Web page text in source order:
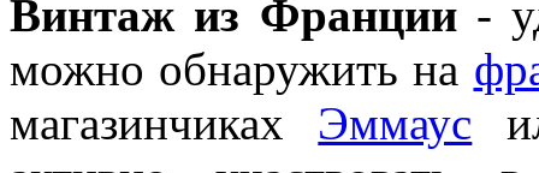
Винтаж из Франции-
можно обнаружить на
магазинчиках Эммаус